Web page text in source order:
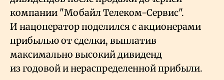
компании "Мобайл Телеком-Сервис".
И нацоператор поделился с акционерами
прибылью от сделки, выплатив
максимально высокий дивиденд
из годовой и нераспределенной прибыли.